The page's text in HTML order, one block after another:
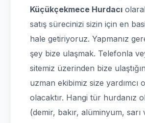
Küçükçekmece Hurdacı
satış sürecinizi sizin için en
hale getiriyoruz. Yapmanız
şey bize ulaşmak. Telefonla
sitemiz üzerinden bize
uzman ekibimiz size yardımcı
olacaktır. Hangi tür hurdanız
(demir, bakır, alüminyum, sarı